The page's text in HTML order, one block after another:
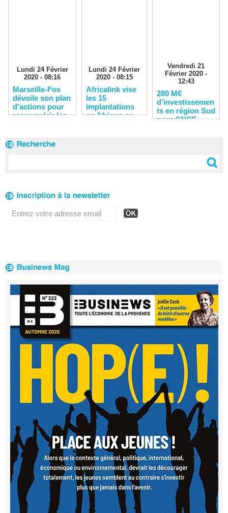
Lundi 24 Février
2020 - 08:16
Marseille-Fos
dévoile son plan
d’actions pour
reconquérir les
Lundi 24 Février
2020 - 08:15
Africalink vise
les 15
implantations
en Afrique en
Vendredi 21
Février 2020 -
12:43
280 M€
d’investissemen
ts en région Sud
pour SNCF